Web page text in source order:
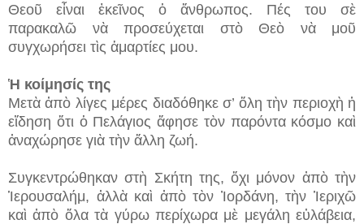
Θεοῦ εἶναι ἐκεῖνος ὁ ἄνθρωπος. Πές του σὲ
παρακαλῶ νὰ προσεύχεται στὸ Θεὸ νὰ μοῦ
συγχωρήσει τὶς ἁμαρτίες μου.
Ἡ κοίμησίς της
Μετὰ ἀπὸ λίγες μέρες διαδόθηκε σ’ ὅλη τὴν περιοχὴ ἡ
εἴδηση ὅτι ὁ Πελάγιος ἄφησε τὸν παρόντα κόσμο καὶ
ἀναχώρησε γιὰ τὴν ἄλλη ζωή.
Συγκεντρώθηκαν στὴ Σκήτη της, ὄχι μόνον ἀπὸ τὴν
Ἱερουσαλήμ, ἀλλὰ καὶ ἀπὸ τὸν Ἰορδάνη, τὴν Ἱεριχῶ
καὶ ἀπὸ ὅλα τὰ γύρω περίχωρα μὲ μεγάλη εὐλάβεια,